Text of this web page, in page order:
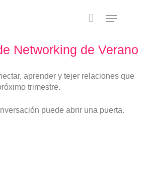
Networking de Verano
aprender y tejer relaciones que
trimestre.
puede abrir una puerta.